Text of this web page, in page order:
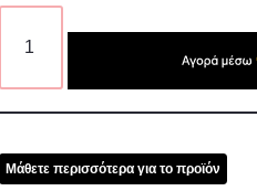
Μάθετε περισσότερα για το προϊόν